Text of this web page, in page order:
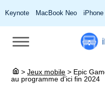
Keynote MacBook Neo
> Jeux mobile > Epic
au programme d'ici fin 2024